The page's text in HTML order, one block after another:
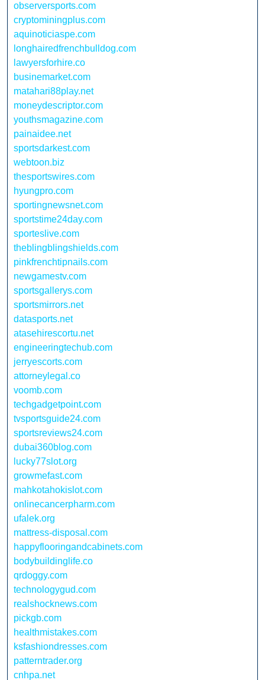
observersports.com
cryptominingplus.com
aquinoticiaspe.com
longhairedfrenchbulldog.com
lawyersforhire.co
businemarket.com
matahari88play.net
moneydescriptor.com
youthsmagazine.com
painaidee.net
sportsdarkest.com
webtoon.biz
thesportswires.com
hyungpro.com
sportingnewsnet.com
sportstime24day.com
sporteslive.com
theblingblingshields.com
pinkfrenchtipnails.com
newgamestv.com
sportsgallerys.com
sportsmirrors.net
datasports.net
atasehirescortu.net
engineeringtechub.com
jerryescorts.com
attorneylegal.co
voomb.com
techgadgetpoint.com
tvsportsguide24.com
sportsreviews24.com
dubai360blog.com
lucky77slot.org
growmefast.com
mahkotahokislot.com
onlinecancerpharm.com
ufalek.org
mattress-disposal.com
happyflooringandcabinets.com
bodybuildinglife.co
qrdoggy.com
technologygud.com
realshocknews.com
pickgb.com
healthmistakes.com
ksfashiondresses.com
patterntrader.org
cnhpa.net